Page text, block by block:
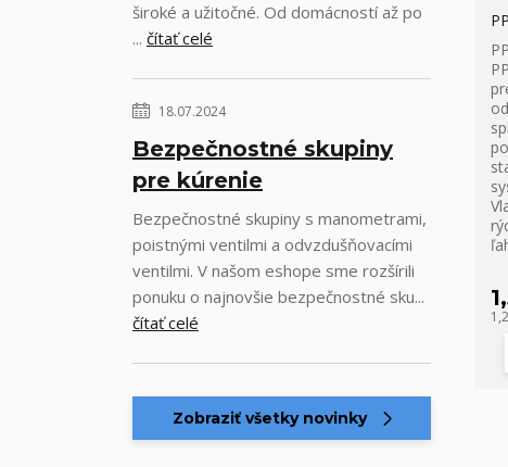
široké a užitočné. Od domácností až po
... čítať celé
18.07.2024
Bezpečnostné skupiny
pre kúrenie
Bezpečnostné skupiny s manometrami,
poistnými ventilmi a odvzdušňovacími
ventilmi. V našom eshope sme rozšírili
ponuku o najnovšie bezpečnostné sku...
čítať celé
Zobraziť všetky novinky